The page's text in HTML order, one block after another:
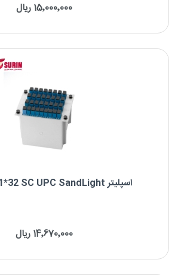
نوع کانکتور: SC/APC
15٬000٬000 ریال
اسپلیتر LGX BOX 1*32 SC UPC SandLight
برند : SandLight
14٬670٬000 ریال